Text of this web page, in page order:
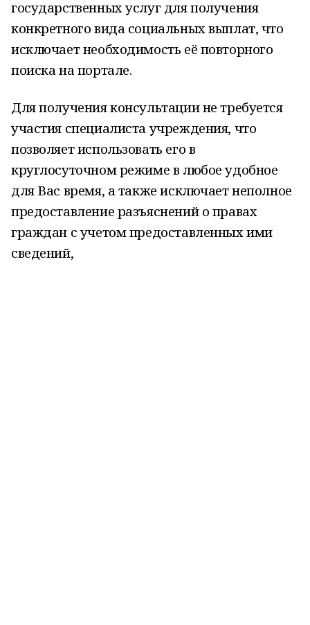
государственных услуг для получения
конкретного вида социальных выплат, что
исключает необходимость её повторного
поиска на портале.
Для получения консультации не требуется
участия специалиста учреждения, что
позволяет использовать его в
круглосуточном режиме в любое удобное
для Вас время, а также исключает неполное
предоставление разъяснений о правах
граждан с учетом предоставленных ими
сведений,